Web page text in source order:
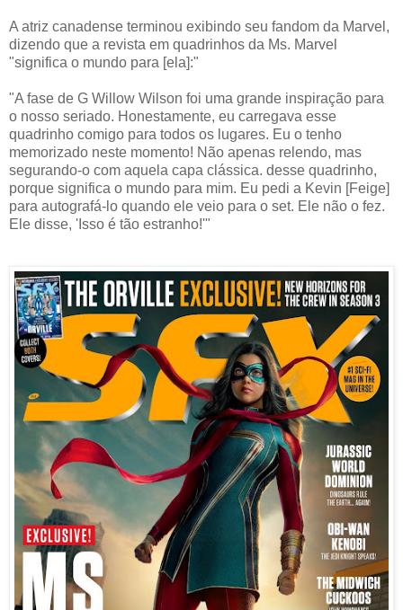
A atriz canadense terminou exibindo seu fandom da Marvel,
dizendo que a revista em quadrinhos da Ms. Marvel
"significa o mundo para [ela]:"
"A fase de G Willow Wilson foi uma grande inspiração para
o nosso seriado. Honestamente, eu carregava esse
quadrinho comigo para todos os lugares. Eu o tenho
memorizado neste momento! Não apenas relendo, mas
segurando-o com aquela capa clássica. desse quadrinho,
porque significa o mundo para mim. Eu pedi a Kevin [Feige]
para autografá-lo quando ele veio para o set. Ele não o fez.
Ele disse, 'Isso é tão estranho!'"